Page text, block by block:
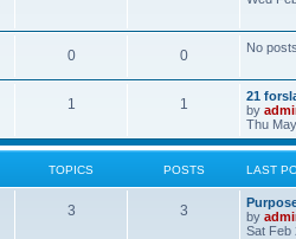
0 0 No posts
1 1
21
by
Thu
TOPICS POSTS LAST
3 3
by
Sat Feb